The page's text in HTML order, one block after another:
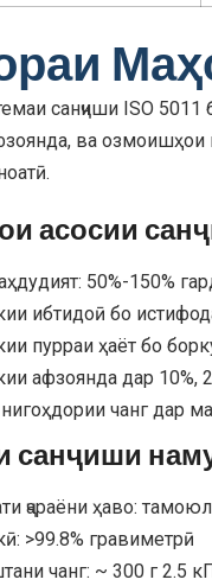
санҷиши ISO
ва озмоишҳои
асосии
50%-150%
ибтидоӣ бо
пурраи ҳаёт бо
афзоянда дар 10%,
чанг дар
санҷиши
ҷараёни ҳаво:
>99.8% гравиметрӣ
чанг: ~ 300 г 2.5